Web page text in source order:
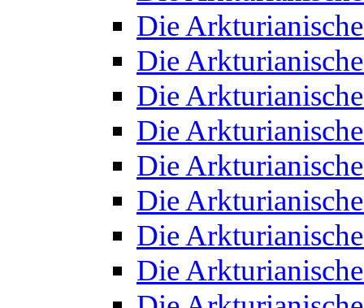
Die
Die
Die
Die
Die
Die
Die
Die